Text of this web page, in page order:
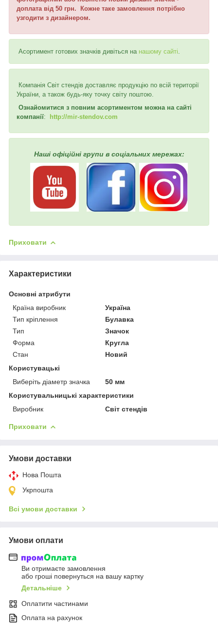
доплата від 50 грн. Кожне таке замовлення потрібно
узгодити з дизайнером.
Асортимент готових значків дивіться на нашому сайті
Компанія Світ стендів доставляє продукцію по всій території
України, а також будь-яку точку світу поштою.
Ознайомитися з повним асортиментом можна на сайті
компанії: http://mir-stendov.com
Наші офіційні групи в соціальних мережах:
Приховати
Характеристики
Основні атрибути
Країна виробник
Україна
Тип кріплення
Булавка
Тип
Значок
Форма
Кругла
Стан
Новий
Користувацькі
Виберіть діаметр значка
50 мм
Користувальницькі характеристики
Виробник
Світ стендів
Приховати
Умови доставки
Нова Пошта
Укрпошта
Всі умови доставки
Умови оплати
Ви отримаєте замовлення
або гроші повернуться на вашу картку
Детальніше
Оплатити частинами
Оплата на рахунок